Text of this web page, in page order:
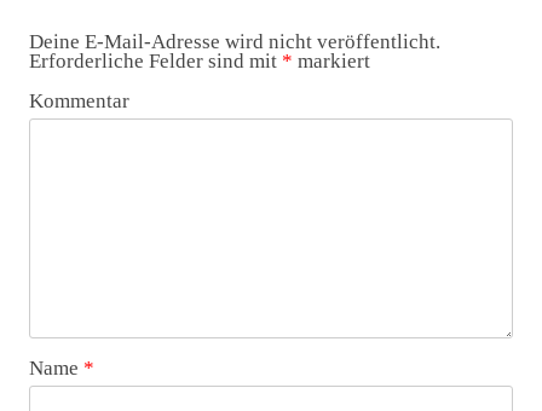
Deine E-Mail-Adresse wird nicht veröffentlicht.
Erforderliche Felder sind mit * markiert
Kommentar
Name *